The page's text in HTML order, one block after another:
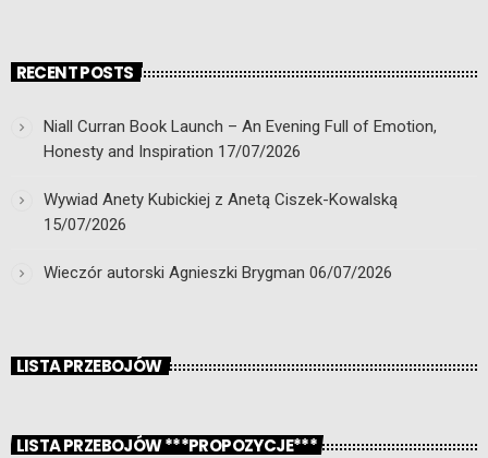
RECENT POSTS
Niall Curran Book Launch – An Evening Full of Emotion,
Honesty and Inspiration 17/07/2026
Wywiad Anety Kubickiej z Anetą Ciszek-Kowalską
15/07/2026
Wieczór autorski Agnieszki Brygman 06/07/2026
LISTA PRZEBOJÓW
LISTA PRZEBOJÓW ***PROPOZYCJE***